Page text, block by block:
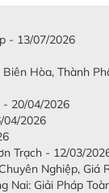
- 13/07/2026
Hòa, Thành
- 20/04/2026
04/2026
Trạch - 12/03/
Nghiệp, Giá
Nai: Giải Pháp